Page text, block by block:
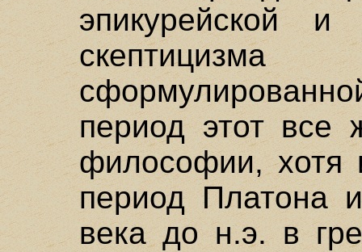
эпикурейской
скептицизма
период этот все
философии, хотя
период Платона
века до н.э. в